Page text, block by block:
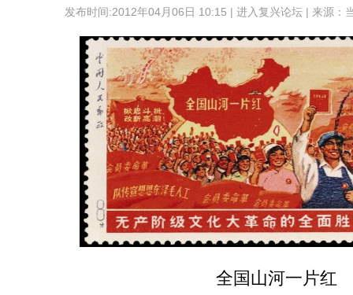
发布时间:2012年04月06日 10:15 | 进入复兴论坛| 来源：
全国山河一片红